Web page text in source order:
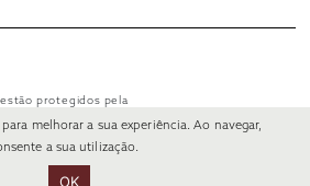
protegidos pela
4.0 International.
melhorar a sua experiência. Ao navegar,
a sua utilização.
OK